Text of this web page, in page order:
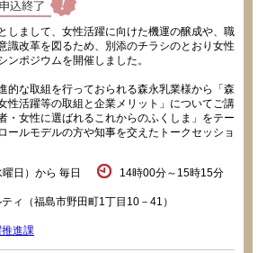
しまして、女性活躍に向けた機運の醸成や、職
識改革を図るため、別添のチラシのとおり女性
ンポジウムを開催しました。
的な取組を行っておられる森永乳業様から「森
性活躍等の取組と企業メリット」についてご講
・女性に選ばれるこれからのふくしま」をテー
ールモデルの方や知事を交えたトークセッショ
日）から 毎日 14時00分～15時15分
ィ（福島市野田町1丁目10－41）
進課